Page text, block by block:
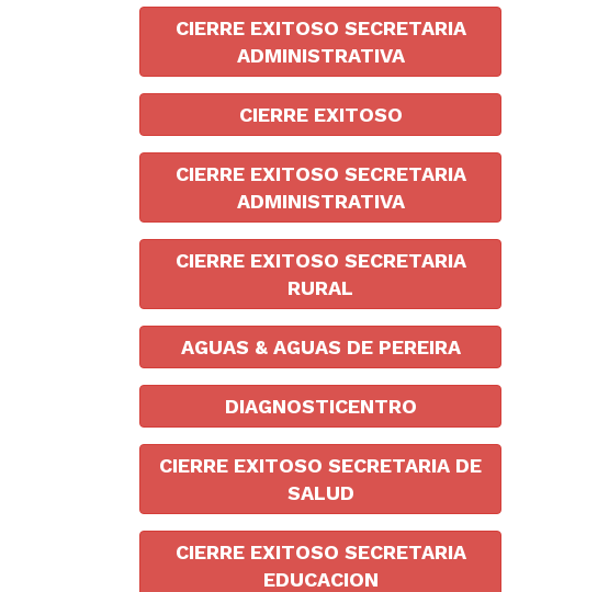
CIERRE EXITOSO SECRETARIA
ADMINISTRATIVA
CIERRE EXITOSO
CIERRE EXITOSO SECRETARIA
ADMINISTRATIVA
CIERRE EXITOSO SECRETARIA
RURAL
AGUAS & AGUAS DE PEREIRA
DIAGNOSTICENTRO
CIERRE EXITOSO SECRETARIA DE
SALUD
CIERRE EXITOSO SECRETARIA
EDUCACION